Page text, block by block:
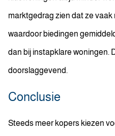
marktgedrag zien dat ze
waardoor biedingen
dan bij instapklare woningen.
doorslaggevend.
Conclusie
Steeds meer kopers kiezen